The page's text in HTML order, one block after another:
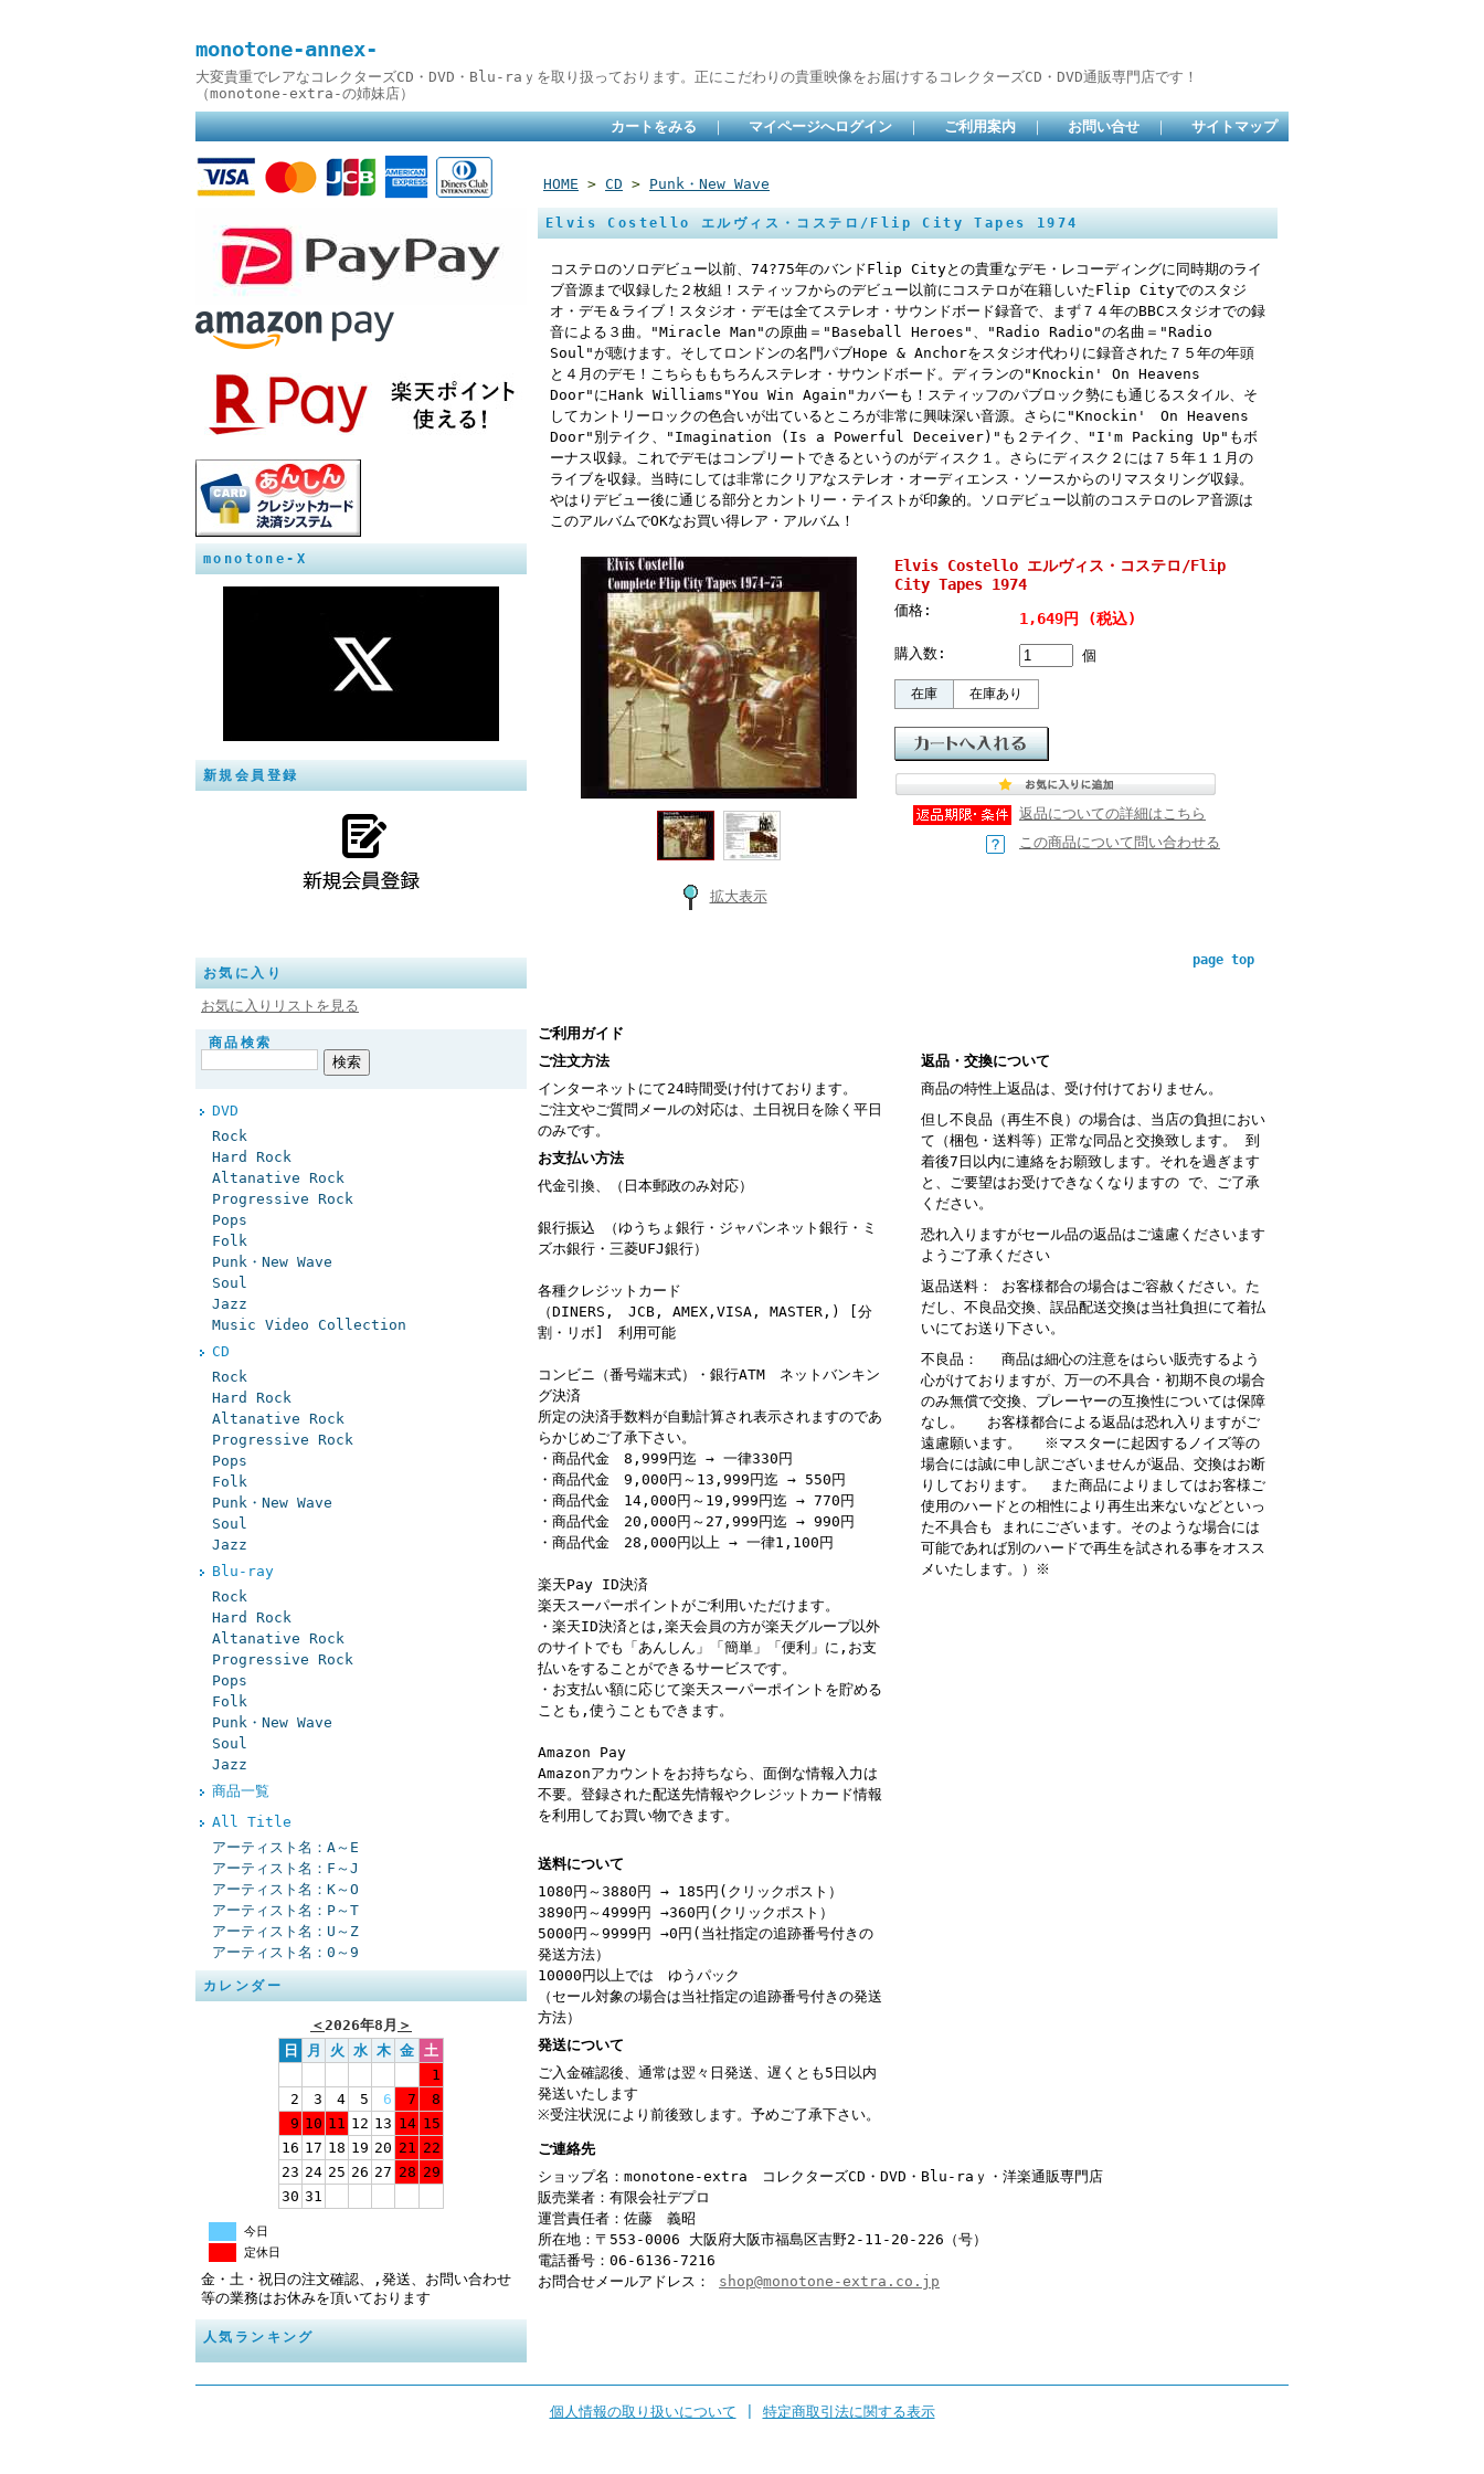
monotone-annex-
大変貴重でレアなコレクターズCD・DVD・Blu-raｙを取り扱っております。正にこだわりの貴重映像をお届けするコレクターズCD・DVD通販専門店です！
（monotone-extra-の姉妹店）
カートをみる ｜ マイページへログイン ｜ ご利用案内 ｜ お問い合せ ｜ サイトマップ
monotone-X
新規会員登録
お気に入り
お気に入りリストを見る
商品検索
DVD
Rock
Hard Rock
Altanative Rock
Progressive Rock
Pops
Folk
Punk・New Wave
Soul
Jazz
Music Video Collection
CD
Rock
Hard Rock
Altanative Rock
Progressive Rock
Pops
Folk
Punk・New Wave
Soul
Jazz
Blu-ray
Rock
Hard Rock
Altanative Rock
Progressive Rock
Pops
Folk
Punk・New Wave
Soul
Jazz
商品一覧
All Title
アーティスト名：A～E
アーティスト名：F～J
アーティスト名：K～O
アーティスト名：P～T
アーティスト名：U～Z
アーティスト名：0～9
カレンダー
＜2026年8月 ＞
日
月 火 水 木 金 土
1
2
3 4 5 6 7
8
9 10 11 12 13 14 15
16 17 18 19 20 21 22
23 24 25 26 27 28 29
30 31
今日
定休日
金・土・祝日の注文確認、,発送、お問い合わせ
等の業務はお休みを頂いております
人気ランキング
HOME > CD > Punk・New Wave
Elvis Costello エルヴィス・コステロ/Flip City Tapes 1974
コステロのソロデビュー以前、74?75年のバンドFlip Cityとの貴重なデモ・レコーディングに同時期のライ
ブ音源まで収録した２枚組！スティッフからのデビュー以前にコステロが在籍しいたFlip Cityでのスタジ
オ・デモ＆ライブ！スタジオ・デモは全てステレオ・サウンドボード録音で、まず７４年のBBCスタジオでの録
音による３曲。"Miracle Man"の原曲＝"Baseball Heroes"、"Radio Radio"の名曲＝"Radio
Soul"が聴けます。そしてロンドンの名門パブHope & Anchorをスタジオ代わりに録音された７５年の年頭
と４月のデモ！こちらももちろんステレオ・サウンドボード。ディランの"Knockin' On Heavens
Door"にHank Williams"You Win Again"カバーも！スティッフのパブロック勢にも通じるスタイル、そ
してカントリーロックの色合いが出ているところが非常に興味深い音源。さらに"Knockin' On Heavens
Door"別テイク、"Imagination (Is a Powerful Deceiver)"も２テイク、"I'm Packing Up"もボ
ーナス収録。これでデモはコンプリートできるというのがディスク１。さらにディスク２には７５年１１月の
ライブを収録。当時にしては非常にクリアなステレオ・オーディエンス・ソースからのリマスタリング収録。
やはりデビュー後に通じる部分とカントリー・テイストが印象的。ソロデビュー以前のコステロのレア音源は
このアルバムでOKなお買い得レア・アルバム！
拡大表示
Elvis Costello エルヴィス・コステロ/Flip
City Tapes 1974
価格: 1,649円 (税込)
購入数: 個
在庫 在庫あり
返品についての詳細はこちら
この商品について問い合わせる
page top
ご利用ガイド
ご注文方法
インターネットにて24時間受け付けております。
ご注文やご質問メールの対応は、土日祝日を除く平日
のみです。
お支払い方法
代金引換、（日本郵政のみ対応）
銀行振込 （ゆうちょ銀行・ジャパンネット銀行・ミ
ズホ銀行・三菱UFJ銀行）
各種クレジットカード
（DINERS, JCB, AMEX,VISA, MASTER,) [分
割・リボ] 利用可能
コンビニ（番号端末式）・銀行ATM ネットバンキン
グ決済
所定の決済手数料が自動計算され表示されますのであ
らかじめご了承下さい。
・商品代金 8,999円迄 → 一律330円
・商品代金 9,000円～13,999円迄 → 550円
・商品代金 14,000円～19,999円迄 → 770円
・商品代金 20,000円～27,999円迄 → 990円
・商品代金 28,000円以上 → 一律1,100円
楽天Pay ID決済
楽天スーパーポイントがご利用いただけます。
・楽天ID決済とは,楽天会員の方が楽天グループ以外
のサイトでも「あんしん」「簡単」「便利」に,お支
払いをすることができるサービスです。
・お支払い額に応じて楽天スーパーポイントを貯める
ことも,使うこともできます。
Amazon Pay
Amazonアカウントをお持ちなら、面倒な情報入力は
不要。登録された配送先情報やクレジットカード情報
を利用してお買い物できます。
送料について
1080円～3880円 → 185円(クリックポスト）
3890円～4999円 →360円(クリックポスト）
5000円～9999円 →0円(当社指定の追跡番号付きの
発送方法）
10000円以上では ゆうパック
（セール対象の場合は当社指定の追跡番号付きの発送
方法）
発送について
ご入金確認後、通常は翌々日発送、遅くとも5日以内
発送いたします
※受注状況により前後致します。予めご了承下さい。
返品・交換について
商品の特性上返品は、受け付けておりません。
但し不良品（再生不良）の場合は、当店の負担におい
て（梱包・送料等）正常な同品と交換致します。 到
着後7日以内に連絡をお願致します。それを過ぎます
と、ご要望はお受けできなくなりますの で、ご了承
ください。
恐れ入りますがセール品の返品はご遠慮くださいます
ようご了承ください
返品送料： お客様都合の場合はご容赦ください。た
だし、不良品交換、誤品配送交換は当社負担にて着払
いにてお送り下さい。
不良品： 商品は細心の注意をはらい販売するよう
心がけておりますが、万一の不具合・初期不良の場合
のみ無償で交換、プレーヤーの互換性については保障
なし。 お客様都合による返品は恐れ入りますがご
遠慮願います。 ※マスターに起因するノイズ等の
場合には誠に申し訳ございませんが返品、交換はお断
りしております。 また商品によりましてはお客様ご
使用のハードとの相性により再生出来ないなどといっ
た不具合も まれにございます。そのような場合には
可能であれば別のハードで再生を試される事をオスス
メいたします。）※
ご連絡先
ショップ名：monotone-extra コレクターズCD・DVD・Blu-raｙ・洋楽通販専門店
販売業者：有限会社デプロ
運営責任者：佐藤 義昭
所在地：〒553-0006 大阪府大阪市福島区吉野2-11-20-226（号）
電話番号：06-6136-7216
お問合せメールアドレス： shop@monotone-extra.co.jp
個人情報の取り扱いについて 特定商取引法に関する表示